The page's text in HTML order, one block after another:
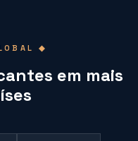
◆
em mais